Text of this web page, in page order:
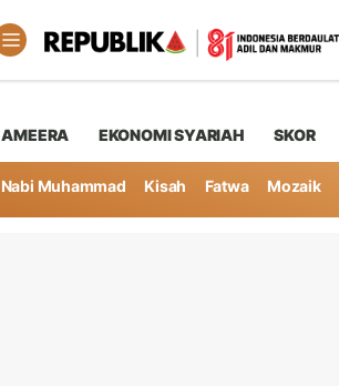
AMEERA EKONOMI SYARIAH SKOR
Nabi Muhammad Kisah Fatwa Mozaik